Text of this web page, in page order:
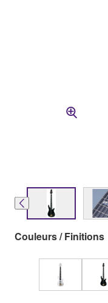
Couleurs / Finitions